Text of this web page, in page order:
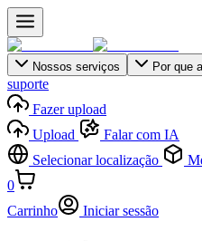
Nossos serviços Por que
suporte
Fazer upload
Upload
Falar com IA
Selecionar localização
0
Carrinho
Iniciar sessão